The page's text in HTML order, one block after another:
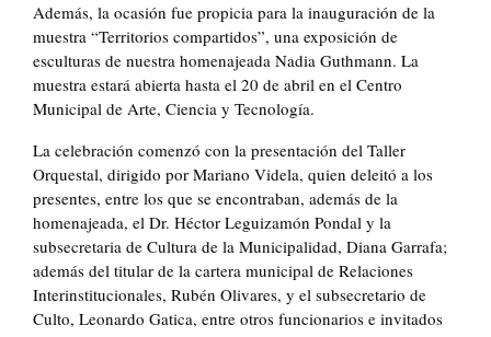
Además, la ocasión fue propicia para la inauguración de la
muestra “Territorios compartidos”, una exposición de
esculturas de nuestra homenajeada Nadia Guthmann. La
muestra estará abierta hasta el 20 de abril en el Centro
Municipal de Arte, Ciencia y Tecnología.
La celebración comenzó con la presentación del Taller
Orquestal, dirigido por Mariano Videla, quien deleitó a los
presentes, entre los que se encontraban, además de la
homenajeada, el Dr. Héctor Leguizamón Pondal y la
subsecretaria de Cultura de la Municipalidad, Diana Garrafa;
además del titular de la cartera municipal de Relaciones
Interinstitucionales, Rubén Olivares, y el subsecretario de
Culto, Leonardo Gatica, entre otros funcionarios e invitados